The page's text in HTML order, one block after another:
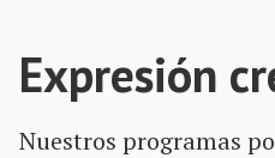
Expresión
Nuestros programas